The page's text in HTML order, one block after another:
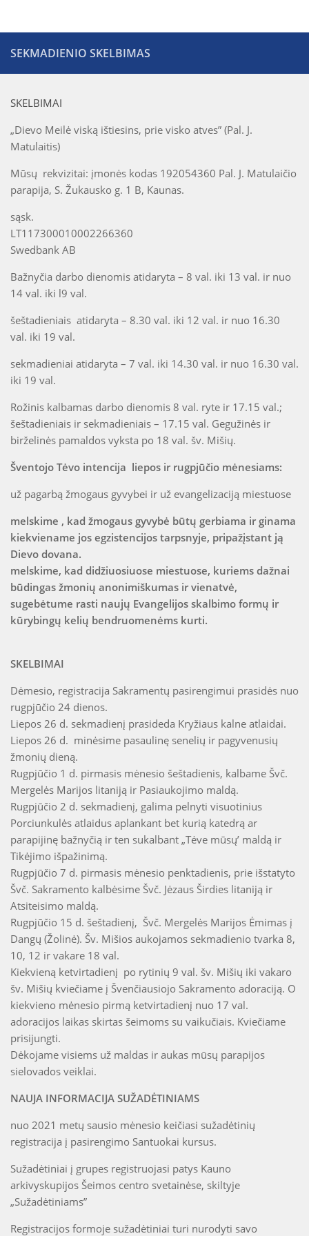
Parapijos jaunimo grupė
Taize grupė
Kitos grupės ir bendrijos
Maldos grupė
Motinos maldoje
AA grupė
Marijos legionas
Skautai
SEKMADIENIO SKELBIMAS
SKELBIMAI
„Dievo Meilė viską ištiesins, prie visko atves” (Pal. J.
Matulaitis)
Mūsų rekvizitai: įmonės kodas 192054360 Pal. J. Matulaičio
parapija, S. Žukausko g. 1 B, Kaunas.
sąsk.
LT117300010002266360
Swedbank AB
Bažnyčia darbo dienomis atidaryta – 8 val. iki 13 val. ir nuo
14 val. iki l9 val.
šeštadieniais atidaryta – 8.30 val. iki 12 val. ir nuo 16.30
val. iki 19 val.
sekmadieniai atidaryta – 7 val. iki 14.30 val. ir nuo 16.30 val.
iki 19 val.
Rožinis kalbamas darbo dienomis 8 val. ryte ir 17.15 val.;
šeštadieniais ir sekmadieniais – 17.15 val. Gegužinės ir
birželinės pamaldos vyksta po 18 val. šv. Mišių.
Šventojo Tėvo intencija liepos ir rugpjūčio mėnesiams:
už pagarbą žmogaus gyvybei ir už evangelizaciją miestuose
melskime , kad žmogaus gyvybė būtų gerbiama ir ginama
kiekviename jos egzistencijos tarpsnyje, pripažįstant ją
Dievo dovana.
melskime, kad didžiuosiuose miestuose, kuriems dažnai
būdingas žmonių anonimiškumas ir vienatvė,
sugebėtume rasti naujų Evangelijos skalbimo formų ir
kūrybingų kelių bendruomenėms kurti.
SKELBIMAI
Dėmesio, registracija Sakramentų pasirengimui prasidės nuo
rugpjūčio 24 dienos.
Liepos 26 d. sekmadienį prasideda Kryžiaus kalne atlaidai.
Liepos 26 d. minėsime pasaulinę senelių ir pagyvenusių
žmonių dieną.
Rugpjūčio 1 d. pirmasis mėnesio šeštadienis, kalbame Švč.
Mergelės Marijos litaniją ir Pasiaukojimo maldą.
Rugpjūčio 2 d. sekmadienį, galima pelnyti visuotinius
Porciunkulės atlaidus aplankant bet kurią katedrą ar
parapijinę bažnyčią ir ten sukalbant „Tėve mūsų’ maldą ir
Tikėjimo išpažinimą.
Rugpjūčio 7 d. pirmasis mėnesio penktadienis, prie išstatyto
Švč. Sakramento kalbėsime Švč. Jėzaus Širdies litaniją ir
Atsiteisimo maldą.
Rugpjūčio 15 d. šeštadienį, Švč. Mergelės Marijos Ėmimas į
Dangų (Žolinė). Šv. Mišios aukojamos sekmadienio tvarka 8,
10, 12 ir vakare 18 val.
Kiekvieną ketvirtadienį po rytinių 9 val. šv. Mišių iki vakaro
šv. Mišių kviečiame į Švenčiausiojo Sakramento adoraciją. O
kiekvieno mėnesio pirmą ketvirtadienį nuo 17 val.
adoracijos laikas skirtas šeimoms su vaikučiais. Kviečiame
prisijungti.
Dėkojame visiems už maldas ir aukas mūsų parapijos
sielovados veiklai.
NAUJA INFORMACIJA SUŽADĖTINIAMS
nuo 2021 metų sausio mėnesio keičiasi sužadėtinių
registracija į pasirengimo Santuokai kursus.
Sužadėtiniai į grupes registruojasi patys Kauno
arkivyskupijos Šeimos centro svetainėse, skiltyje
„Sužadėtiniams”
Registracijos formoje sužadėtiniai turi nurodyti savo